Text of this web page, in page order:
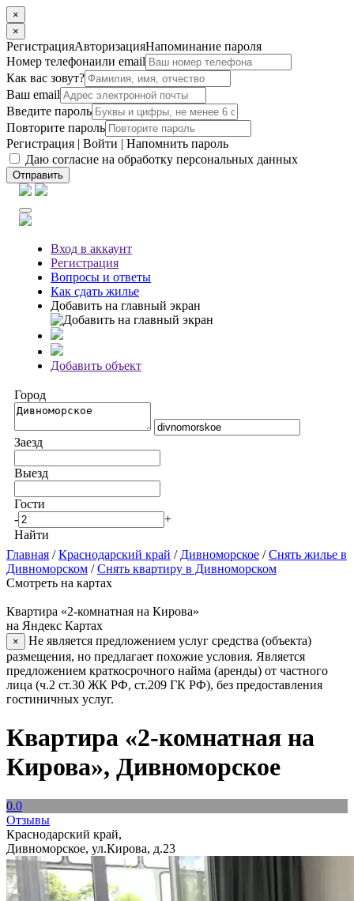
×
×
РегистрацияАвторизацияНапоминание пароля
Номер телефонаили email
Как вас зовут?
Ваш email
Введите пароль
Повторите пароль
Регистрация | Войти | Напомнить пароль
Даю согласие на обработку персональных данных
Отправить
Вход в аккаунт
Регистрация
Вопросы и ответы
Как сдать жилье
Добавить на главный экран
Добавить объект
Город
Заезд
Выезд
Гости
-
+
Найти
Главная /Краснодарский край / Дивноморское /Снять жилье в
Дивноморском /Снять квартиру в Дивноморском
Смотреть на картах
Квартира «2-комнатная на Кирова»
на Яндекс Картах
×
Не является предложением услуг средства (объекта)
размещения, но предлагает похожие условия. Является
предложением краткосрочного найма (аренды) от частного
лица (ч.2 ст.30 ЖК РФ, ст.209 ГК РФ), без предоставления
гостиничных услуг.
Квартира «2-комнатная на
Кирова», Дивноморское
0.0
Отзывы
Краснодарский край,
Дивноморское, ул.Кирова, д.23